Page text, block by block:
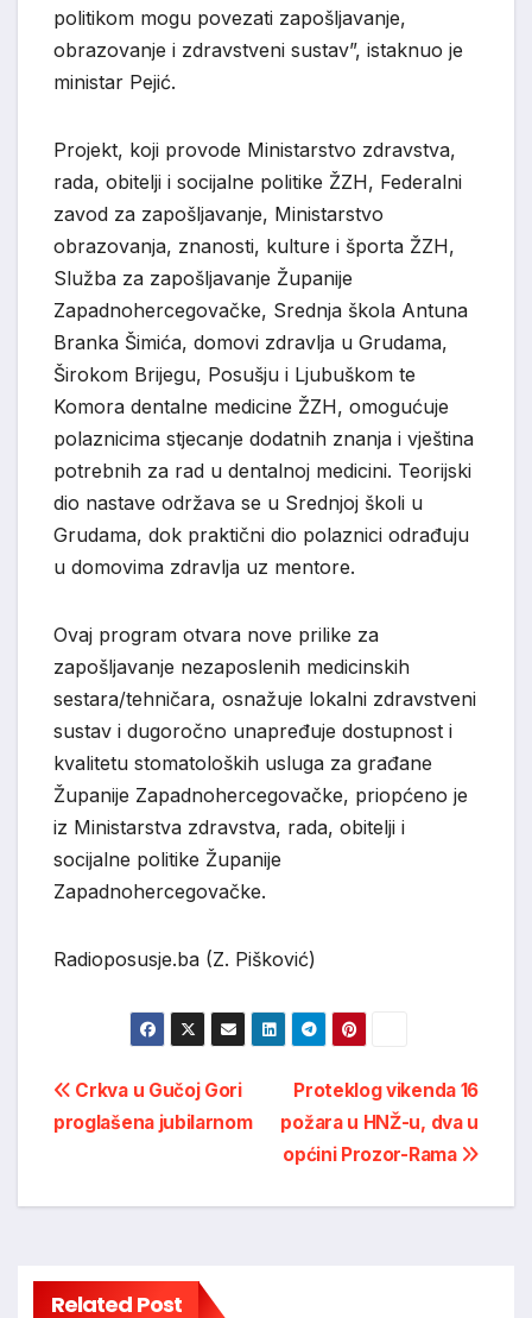
politikom mogu povezati zapošljavanje,
obrazovanje i zdravstveni sustav”, istaknuo je
ministar Pejić.
Projekt, koji provode Ministarstvo zdravstva,
rada, obitelji i socijalne politike ŽZH, Federalni
zavod za zapošljavanje, Ministarstvo
obrazovanja, znanosti, kulture i športa ŽZH,
Služba za zapošljavanje Županije
Zapadnohercegovačke, Srednja škola Antuna
Branka Šimića, domovi zdravlja u Grudama,
Širokom Brijegu, Posušju i Ljubuškom te
Komora dentalne medicine ŽZH, omogućuje
polaznicima stjecanje dodatnih znanja i vještina
potrebnih za rad u dentalnoj medicini. Teorijski
dio nastave održava se u Srednjoj školi u
Grudama, dok praktični dio polaznici odrađuju
u domovima zdravlja uz mentore.
Ovaj program otvara nove prilike za
zapošljavanje nezaposlenih medicinskih
sestara/tehničara, osnažuje lokalni zdravstveni
sustav i dugoročno unapređuje dostupnost i
kvalitetu stomatoloških usluga za građane
Županije Zapadnohercegovačke, priopćeno je
iz Ministarstva zdravstva, rada, obitelji i
socijalne politike Županije
Zapadnohercegovačke.
Radioposusje.ba (Z. Pišković)
Post
navigation
Proteklog vikenda 16
požara u HNŽ-u, dva u
općini Prozor-Rama
Crkva u Gučoj Gori
proglašena jubilarnom
Related Post